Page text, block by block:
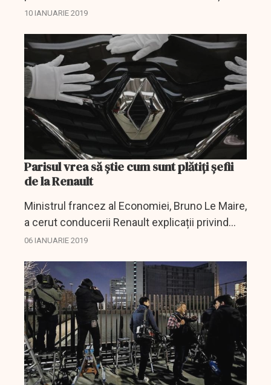
bursiere nipone, Carlos Ghosn, încă director
10 IANUARIE 2019
Parisul vrea să știe cum sunt plătiți șefii
de la Renault
Ministrul francez al Economiei, Bruno Le Maire,
a cerut conducerii Renault explicații privind
modul în care au fost plătiți directorii
holdingului RNBV....
06 IANUARIE 2019